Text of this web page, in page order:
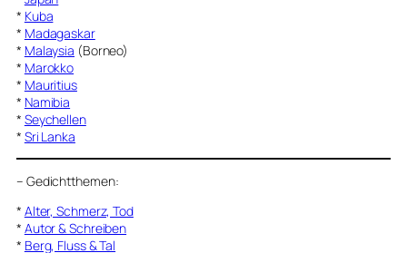
* Kuba
* Madagaskar
* Malaysia (Borneo)
* Marokko
* Mauritius
* Namibia
* Seychellen
* Sri Lanka
– Gedichtthemen:
* Alter, Schmerz, Tod
* Autor & Schreiben
* Berg, Fluss & Tal